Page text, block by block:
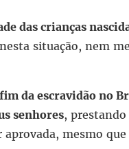
das crianças
situação, nem
da escravidão no
senhores, prestando
aprovada, mesmo